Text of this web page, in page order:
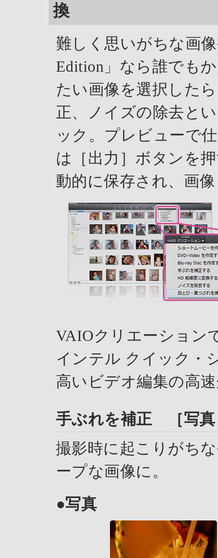
換
難しく思いがちな画
Edition」なら誰でも
たい画像を選択した
正、ノイズの除去と
ック。プレビューで
は［出力］ボタンを
動的に保存され、画
VAIOクリエーション
インテル クイック・
高いビデオ編集の高
手ぶれを補正 ［写真
撮影時に起こりがち
ープな画像に。
●写真